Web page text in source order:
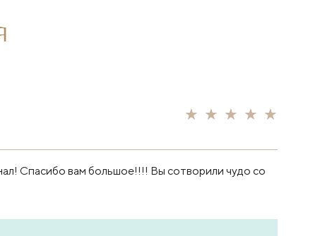
Спасибо вам большое!!!! Вы сотворили чудо со